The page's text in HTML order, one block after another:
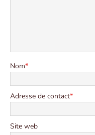
Nom*
Adresse de contact*
Site web